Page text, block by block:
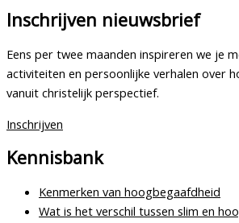
Inschrijven nieuwsbrief
Eens per twee maanden inspireren we je
activiteiten en persoonlijke verhalen over
vanuit christelijk perspectief.
Inschrijven
Kennisbank
Kenmerken van hoogbegaafdheid
Wat is het verschil tussen slim en